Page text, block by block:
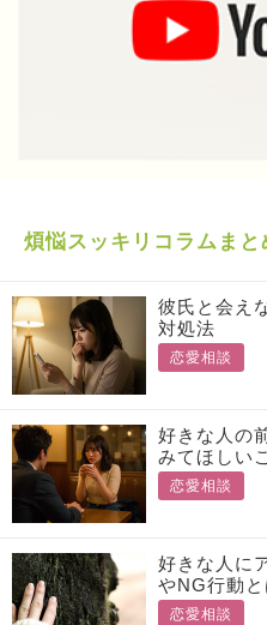
煩悩スッキリコラムまと
彼氏と会え
対処法
恋愛相談
好きな人の
みてほしい
恋愛相談
好きな人に
やNG行動
恋愛相談